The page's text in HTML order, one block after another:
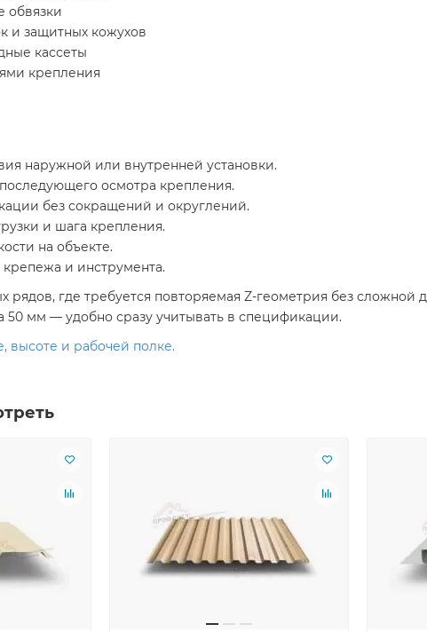
обвязки
и защитных кожухов
кассеты
крепления
наружной или внутренней установки.
осмотра крепления.
без сокращений и округлений.
и шага крепления.
на объекте.
и инструмента.
где требуется повторяемая Z-геометрия без сложной
мм — удобно сразу учитывать в спецификации.
и рабочей полке.